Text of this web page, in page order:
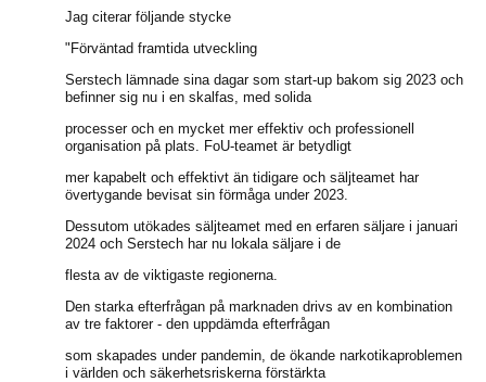
Jag citerar följande stycke
"Förväntad framtida utveckling
Serstech lämnade sina dagar som start-up bakom sig 2023 och
befinner sig nu i en skalfas, med solida
processer och en mycket mer effektiv och professionell
organisation på plats. FoU-teamet är betydligt
mer kapabelt och effektivt än tidigare och säljteamet har
övertygande bevisat sin förmåga under 2023.
Dessutom utökades säljteamet med en erfaren säljare i januari
2024 och Serstech har nu lokala säljare i de
flesta av de viktigaste regionerna.
Den starka efterfrågan på marknaden drivs av en kombination
av tre faktorer - den uppdämda efterfrågan
som skapades under pandemin, de ökande narkotikaproblemen
i världen och säkerhetsriskerna förstärkta